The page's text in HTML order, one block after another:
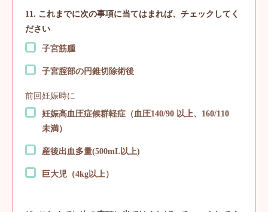
11. これまでに次の事項に当てはまれば、チェックしてく
ださい
子宮筋腫
子宮腟部の円錐切除術後
前回妊娠時に
妊娠高血圧症候群軽症（血圧140/90 以上、160/110
未満）
産後出血多量(500mL以上)
巨大児（4kg以上）